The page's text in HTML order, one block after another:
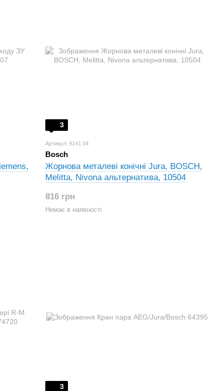
3
Артикул: 9141.04
Bosch
Жорнова металеві конічні Jura, BOSCH,
Melitta, Nivona альтернатива, 10504
816 грн
Немає в наявності
3